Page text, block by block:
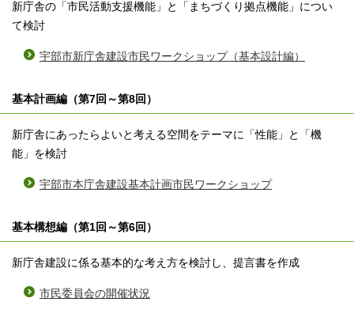
新庁舎の「市民活動支援機能」と「まちづくり拠点機能」につい
て検討
宇部市新庁舎建設市民ワークショップ（基本設計編）
基本計画編（第7回～第8回）
新庁舎にあったらよいと考える空間をテーマに「性能」と「機
能」を検討
宇部市本庁舎建設基本計画市民ワークショップ
基本構想編（第1回～第6回）
新庁舎建設に係る基本的な考え方を検討し、提言書を作成
市民委員会の開催状況